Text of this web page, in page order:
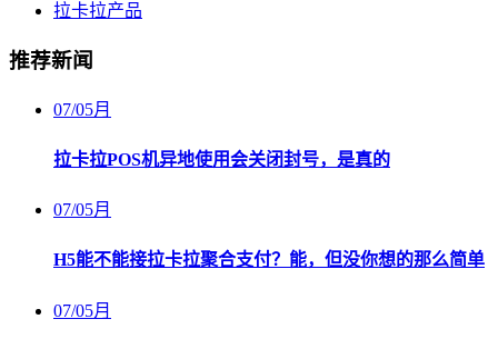
拉卡拉产品
推荐新闻
07/05月
拉卡拉POS机异地使用会关闭封号，是真的
07/05月
H5能不能接拉卡拉聚合支付？能，但没你想的那么简单
07/05月